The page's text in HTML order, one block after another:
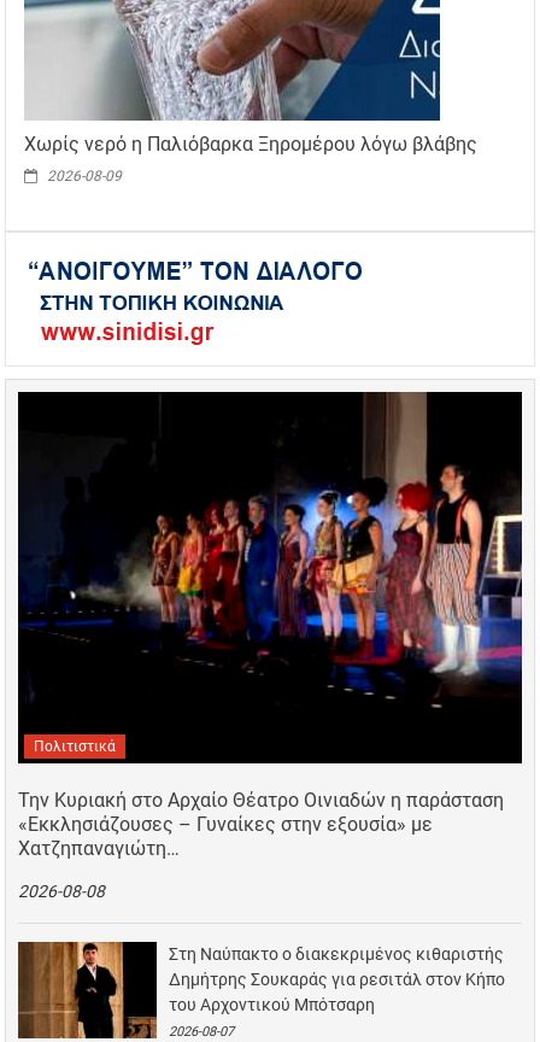
Χωρίς νερό η Παλιόβαρκα Ξηρομέρου λόγω βλάβης
2026-08-09
Πολιτιστικά
Την Κυριακή στο Αρχαίο Θέατρο Οινιαδών η παράσταση
«Εκκλησιάζουσες – Γυναίκες στην εξουσία» με
Χατζηπαναγιώτη…
2026-08-08
Στη Ναύπακτο ο διακεκριμένος κιθαριστής
Δημήτρης Σουκαράς για ρεσιτάλ στον Κήπο
του Αρχοντικού Μπότσαρη
2026-08-07